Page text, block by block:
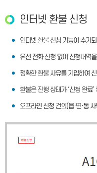
인터넷 환불 신청
인터넷 환불 신청 기능이 추가
유선 전화 신청 없이 신청내역
정확한 환불 사유를 기입하여
환불은 진행 상태가 ‘신청 완료
오프라인 신청 건의(읍·면·동